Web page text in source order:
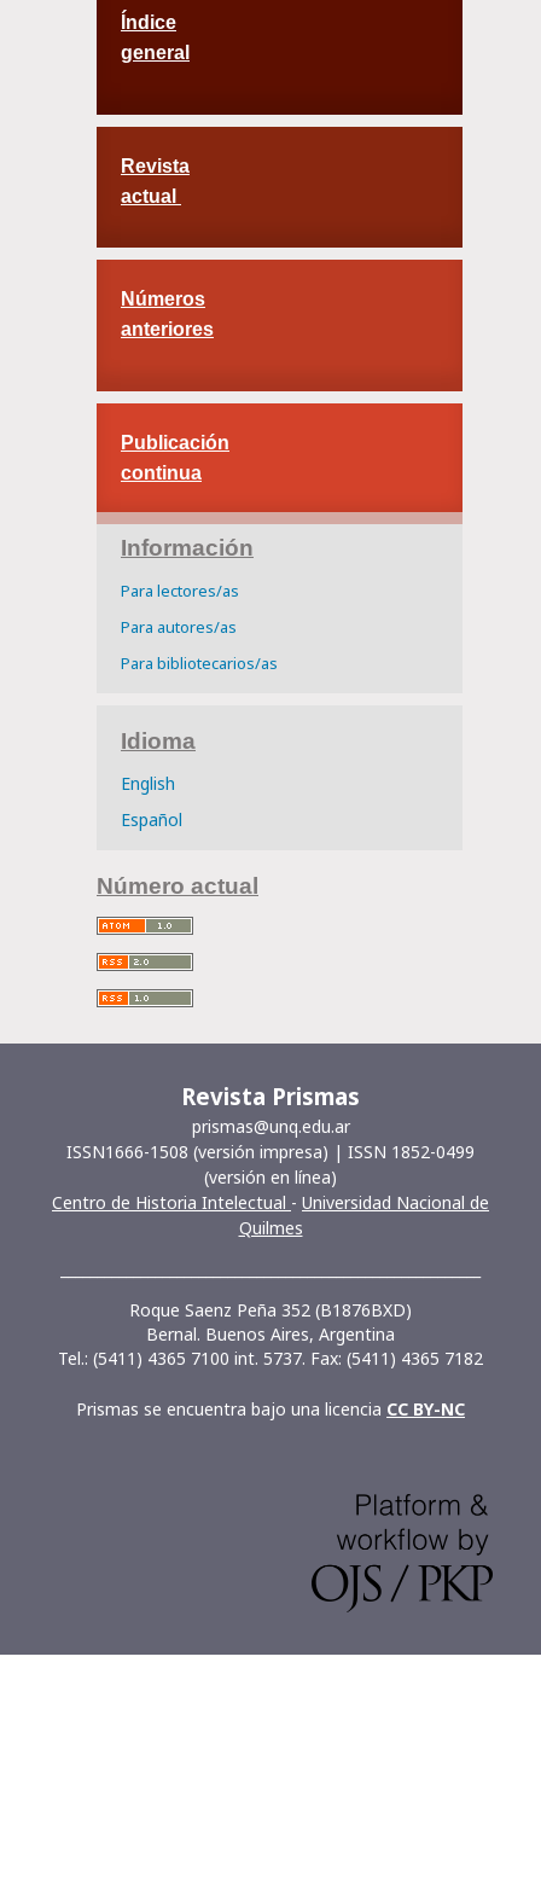
Índice
general
Revista
actual
Números
anteriores
Publicación
continua
Información
Para lectores/as
Para autores/as
Para bibliotecarios/as
Idioma
English
Español
Número actual
Revista Prismas
prismas@unq.edu.ar
ISSN1666-1508 (versión impresa) | ISSN 1852-0499
(versión en línea)
Centro de Historia Intelectual - Universidad Nacional de
Quilmes
Roque Saenz Peña 352 (B1876BXD)
Bernal. Buenos Aires, Argentina
Tel.: (5411) 4365 7100 int. 5737. Fax: (5411) 4365 7182
Prismas se encuentra bajo una licencia CC BY-NC